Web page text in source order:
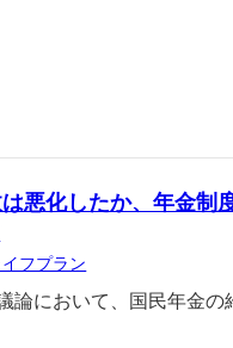
悪化したか、年金制
イフプラン
論において、国民年金